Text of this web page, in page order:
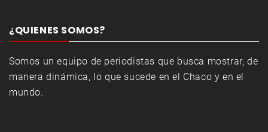
¿QUIENES SOMOS?
Somos un equipo de periodistas que busca mostrar, de
manera dinámica, lo que sucede en el Chaco y en el
mundo.